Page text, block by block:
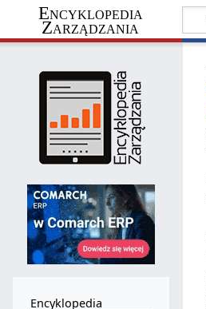
Encyklopedia
Zarządzania
Encyklopedia